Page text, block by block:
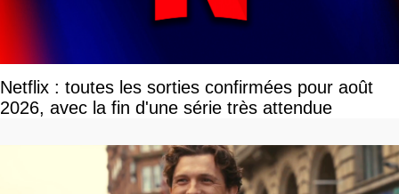
Netflix : toutes les sorties confirmées pour août
2026, avec la fin d'une série très attendue